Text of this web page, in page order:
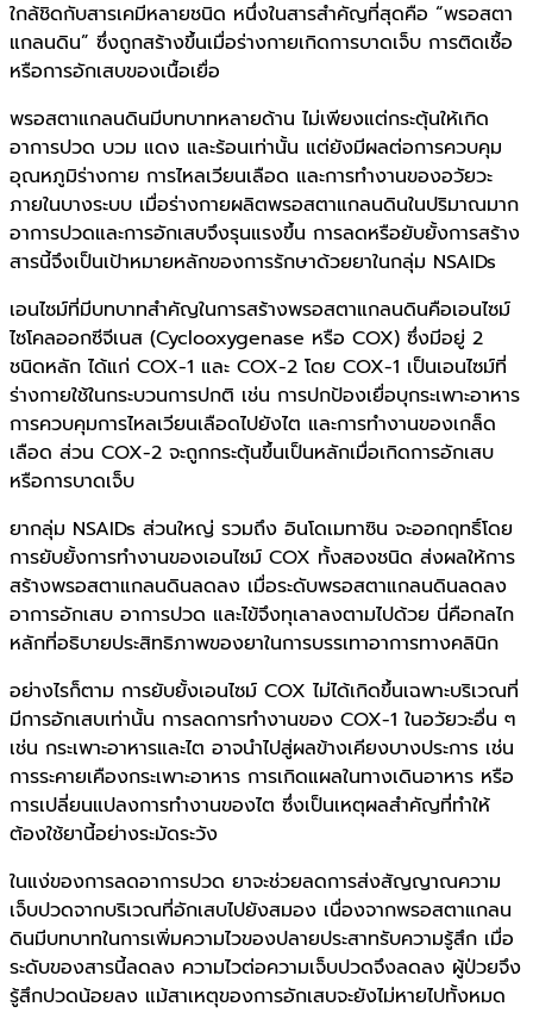
ใกล้ชิดกับสารเคมีหลายชนิด หนึ่งในสารสำคัญที่สุดคือ “พรอสตา
แกลนดิน” ซึ่งถูกสร้างขึ้นเมื่อร่างกายเกิดการบาดเจ็บ การติดเชื้อ
หรือการอักเสบของเนื้อเยื่อ
พรอสตาแกลนดินมีบทบาทหลายด้าน ไม่เพียงแต่กระตุ้นให้เกิด
อาการปวด บวม แดง และร้อนเท่านั้น แต่ยังมีผลต่อการควบคุม
อุณหภูมิร่างกาย การไหลเวียนเลือด และการทำงานของอวัยวะ
ภายในบางระบบ เมื่อร่างกายผลิตพรอสตาแกลนดินในปริมาณมาก
อาการปวดและการอักเสบจึงรุนแรงขึ้น การลดหรือยับยั้งการสร้าง
สารนี้จึงเป็นเป้าหมายหลักของการรักษาด้วยยาในกลุ่ม NSAIDs
เอนไซม์ที่มีบทบาทสำคัญในการสร้างพรอสตาแกลนดินคือเอนไซม์
ไซโคลออกซีจีเนส (Cyclooxygenase หรือ COX) ซึ่งมีอยู่ 2
ชนิดหลัก ได้แก่ COX-1 และ COX-2 โดย COX-1 เป็นเอนไซม์ที่
ร่างกายใช้ในกระบวนการปกติ เช่น การปกป้องเยื่อบุกระเพาะอาหาร
การควบคุมการไหลเวียนเลือดไปยังไต และการทำงานของเกล็ด
เลือด ส่วน COX-2 จะถูกกระตุ้นขึ้นเป็นหลักเมื่อเกิดการอักเสบ
หรือการบาดเจ็บ
ยากลุ่ม NSAIDs ส่วนใหญ่ รวมถึง อินโดเมทาซิน จะออกฤทธิ์โดย
การยับยั้งการทำงานของเอนไซม์ COX ทั้งสองชนิด ส่งผลให้การ
สร้างพรอสตาแกลนดินลดลง เมื่อระดับพรอสตาแกลนดินลดลง
อาการอักเสบ อาการปวด และไข้จึงทุเลาลงตามไปด้วย นี่คือกลไก
หลักที่อธิบายประสิทธิภาพของยาในการบรรเทาอาการทางคลินิก
อย่างไรก็ตาม การยับยั้งเอนไซม์ COX ไม่ได้เกิดขึ้นเฉพาะบริเวณที่
มีการอักเสบเท่านั้น การลดการทำงานของ COX-1 ในอวัยวะอื่น ๆ
เช่น กระเพาะอาหารและไต อาจนำไปสู่ผลข้างเคียงบางประการ เช่น
การระคายเคืองกระเพาะอาหาร การเกิดแผลในทางเดินอาหาร หรือ
การเปลี่ยนแปลงการทำงานของไต ซึ่งเป็นเหตุผลสำคัญที่ทำให้
ต้องใช้ยานี้อย่างระมัดระวัง
ในแง่ของการลดอาการปวด ยาจะช่วยลดการส่งสัญญาณความ
เจ็บปวดจากบริเวณที่อักเสบไปยังสมอง เนื่องจากพรอสตาแกลน
ดินมีบทบาทในการเพิ่มความไวของปลายประสาทรับความรู้สึก เมื่อ
ระดับของสารนี้ลดลง ความไวต่อความเจ็บปวดจึงลดลง ผู้ป่วยจึง
รู้สึกปวดน้อยลง แม้สาเหตุของการอักเสบจะยังไม่หายไปทั้งหมด